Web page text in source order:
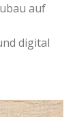
auf
digital